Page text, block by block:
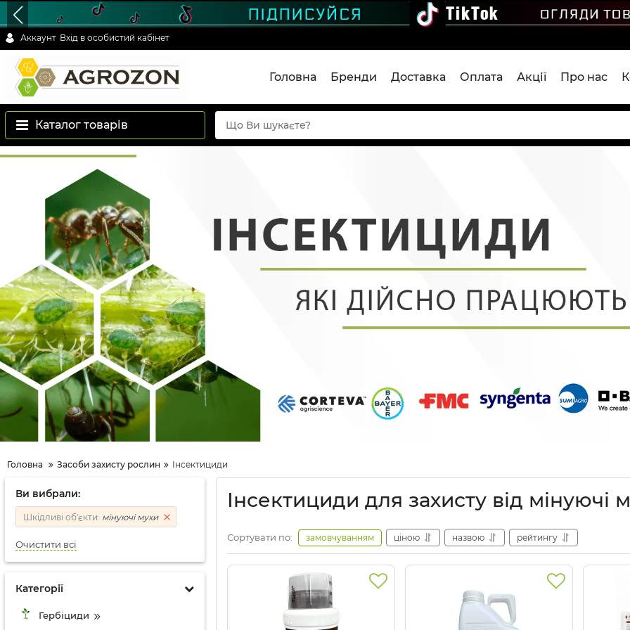
Аккаунт Вхід в особистий кабінет
Головна Бренди Доставка Оплата Акції Про нас
Каталог товарів
Головна Засоби захисту рослин Інсектициди
Ви вибрали:
Шкідливі об'єкти: мінуючі мухи
Очистити всі
Категорії
Гербіциди
Інсектициди для захисту від мінуючі
Сортувати по: замовчуванням ціною назвою рейтингу